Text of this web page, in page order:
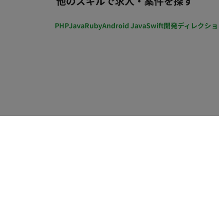
策：あり ■福利厚生・待遇 ・通勤手当（全額支給、上限５万円／月） ・時間外手当 ・住宅手当
（２万円～４万円／月） ・独立補助手当（１万５千円／月、住宅手当支給者は対象外） ・養育手
PHPJavaRubyAndroid JavaSwift開発ディレクシ